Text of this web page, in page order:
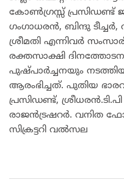
കോൺഗ്രസ്സ് പ്രസിഡണ്ട്
ഗംഗാധരൻ, ബിന്ദു
ശ്രീമതി എന്നിവർ
രക്തസാക്ഷി
പുഷ്പാർച്ചനയും
ആരംഭിച്ചത്. പുതിയ
പ്രസിഡണ്ട്,
രാജൻട്രഷറർ. വനിത
സിക്രട്ടറി വൽസല